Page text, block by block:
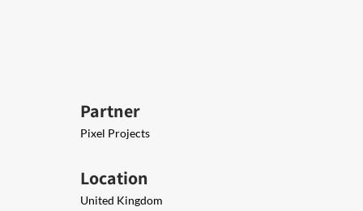
Partner
Pixel Projects
Location
United Kingdom